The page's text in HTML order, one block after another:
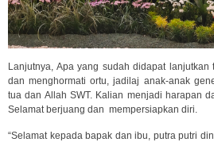
Lanjutnya, Apa yang sudah didapat
dan menghormati ortu, jadilaj anak-anak
tua dan Allah SWT. Kalian menjadi harapan
Selamat berjuang dan mempersiapkan diri.
“Selamat kepada bapak dan ibu, putra putri